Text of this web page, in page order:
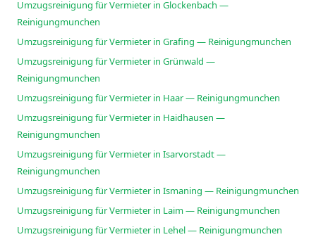
Umzugsreinigung für Vermieter in Glockenbach —
Reinigungmunchen
Umzugsreinigung für Vermieter in Grafing — Reinigungmunchen
Umzugsreinigung für Vermieter in Grünwald —
Reinigungmunchen
Umzugsreinigung für Vermieter in Haar — Reinigungmunchen
Umzugsreinigung für Vermieter in Haidhausen —
Reinigungmunchen
Umzugsreinigung für Vermieter in Isarvorstadt —
Reinigungmunchen
Umzugsreinigung für Vermieter in Ismaning — Reinigungmunchen
Umzugsreinigung für Vermieter in Laim — Reinigungmunchen
Umzugsreinigung für Vermieter in Lehel — Reinigungmunchen